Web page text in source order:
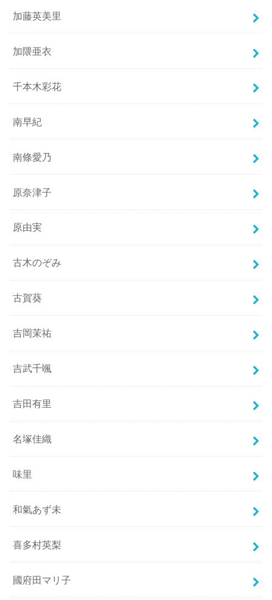
加藤英美里
加隈亜衣
千本木彩花
南早紀
南條愛乃
原奈津子
原由実
古木のぞみ
古賀葵
吉岡茉祐
吉武千颯
吉田有里
名塚佳織
味里
和氣あず未
喜多村英梨
國府田マリ子